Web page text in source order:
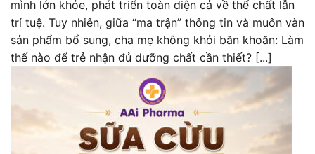
mình lớn khỏe, phát triển toàn diện cả về thể chất lẫn
trí tuệ. Tuy nhiên, giữa “ma trận” thông tin và muôn vàn
sản phẩm bổ sung, cha mẹ không khỏi băn khoăn: Làm
thế nào để trẻ nhận đủ dưỡng chất cần thiết? [...]